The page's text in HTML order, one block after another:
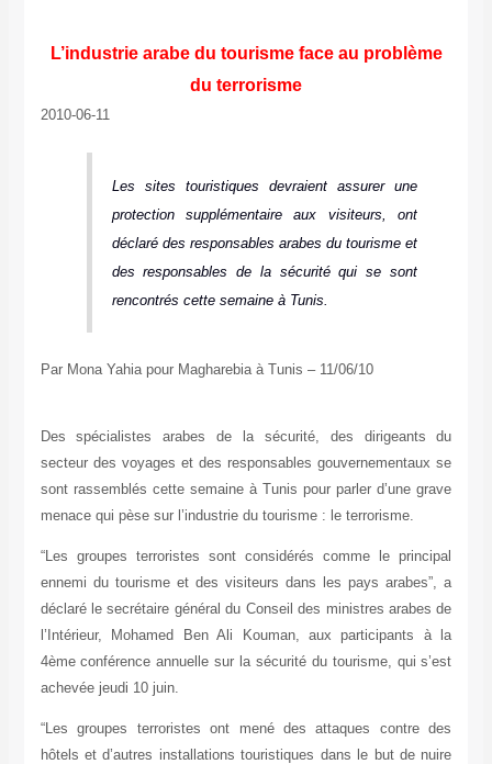
L’industrie arabe du tourisme face au problème
du terrorisme
2010-06-11
Les sites touristiques devraient assurer une
protection supplémentaire aux visiteurs, ont
déclaré des responsables arabes du tourisme et
des responsables de la sécurité qui se sont
rencontrés cette semaine à Tunis.
Par Mona Yahia pour Magharebia à Tunis – 11/06/10
Des spécialistes arabes de la sécurité, des dirigeants du
secteur des voyages et des responsables gouvernementaux se
sont rassemblés cette semaine à Tunis pour parler d’une grave
menace qui pèse sur l’industrie du tourisme : le terrorisme.
“Les groupes terroristes sont considérés comme le principal
ennemi du tourisme et des visiteurs dans les pays arabes”, a
déclaré le secrétaire général du Conseil des ministres arabes de
l’Intérieur, Mohamed Ben Ali Kouman, aux participants à la
4ème conférence annuelle sur la sécurité du tourisme, qui s’est
achevée jeudi 10 juin.
“Les groupes terroristes ont mené des attaques contre des
hôtels et d’autres installations touristiques dans le but de nuire